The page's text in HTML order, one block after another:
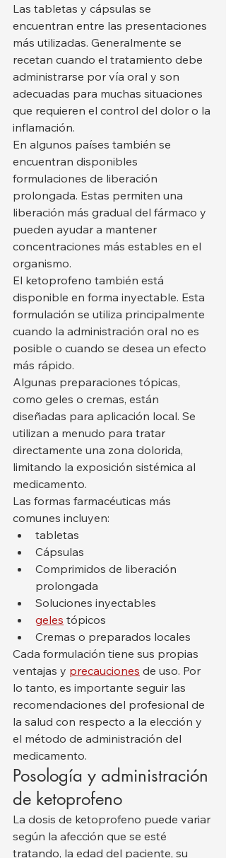
Las tabletas y cápsulas se
encuentran entre las presentaciones
más utilizadas. Generalmente se
recetan cuando el tratamiento debe
administrarse por vía oral y son
adecuadas para muchas situaciones
que requieren el control del dolor o la
inflamación.
En algunos países también se
encuentran disponibles
formulaciones de liberación
prolongada. Estas permiten una
liberación más gradual del fármaco y
pueden ayudar a mantener
concentraciones más estables en el
organismo.
El ketoprofeno también está
disponible en forma inyectable. Esta
formulación se utiliza principalmente
cuando la administración oral no es
posible o cuando se desea un efecto
más rápido.
Algunas preparaciones tópicas,
como geles o cremas, están
diseñadas para aplicación local. Se
utilizan a menudo para tratar
directamente una zona dolorida,
limitando la exposición sistémica al
medicamento.
Las formas farmacéuticas más
comunes incluyen:
tabletas
Cápsulas
Comprimidos de liberación
prolongada
Soluciones inyectables
geles tópicos
Cremas o preparados locales
Cada formulación tiene sus propias
ventajas y precauciones de uso. Por
lo tanto, es importante seguir las
recomendaciones del profesional de
la salud con respecto a la elección y
el método de administración del
medicamento.
Posología y administración
de ketoprofeno
La dosis de ketoprofeno puede variar
según la afección que se esté
tratando, la edad del paciente, su